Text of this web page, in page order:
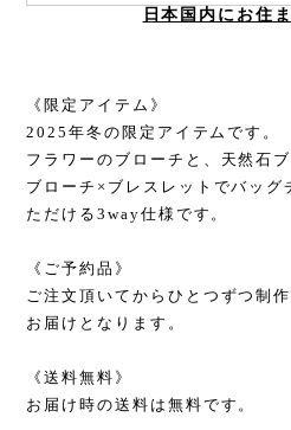
日本国内にお住
《限定アイテム》
2025年冬の限定アイテムです。
フラワーのブローチと、天然石
ブローチ×ブレスレットでバッグ
ただける3way仕様です。
《ご予約品》
ご注文頂いてからひとつずつ制
お届けとなります。
《送料無料》
お届け時の送料は無料です。